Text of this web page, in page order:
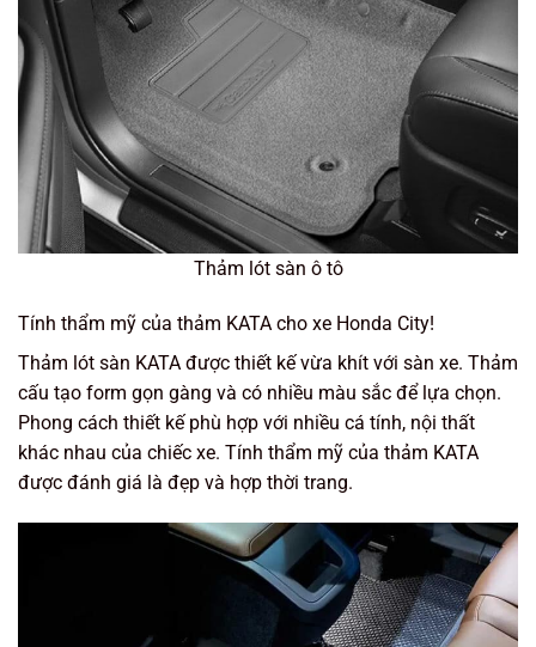
Thảm lót sàn ô tô
Tính thẩm mỹ của thảm KATA cho xe Honda City!
Thảm lót sàn KATA được thiết kế vừa khít với sàn xe. Thảm
cấu tạo form gọn gàng và có nhiều màu sắc để lựa chọn.
Phong cách thiết kế phù hợp với nhiều cá tính, nội thất
khác nhau của chiếc xe. Tính thẩm mỹ của thảm KATA
được đánh giá là đẹp và hợp thời trang.